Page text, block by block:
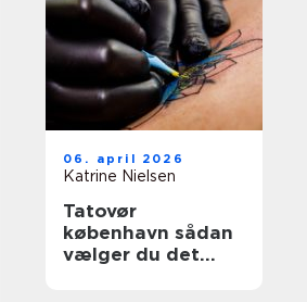
06. april 2026
Katrine Nielsen
Tatovør
københavn sådan
vælger du det